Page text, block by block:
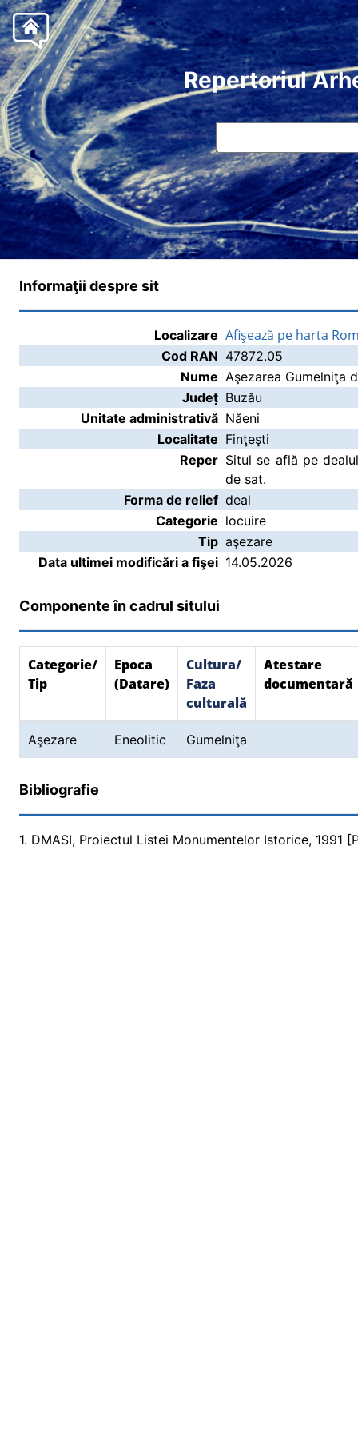
Repertoriul
Informaţii despre sit
Localizare Afişează pe harta
Cod RAN 47872.05
Nume Aşezarea Gumelniţa
Județ Buzău
Unitate administrativă Năeni
Localitate Finţeşti
Reper Situl se află pe
de sat.
Forma de relief deal
Categorie locuire
Tip aşezare
Data ultimei modificări a fişei 14.05.2026
Componente în cadrul sitului
Categorie/
Tip
Epoca
(Datare)
Cultura/
Faza
culturală
Atestare
documentară
Aşezare Eneolitic Gumelniţa
Bibliografie
1. DMASI, Proiectul Listei Monumentelor Istorice, 1991